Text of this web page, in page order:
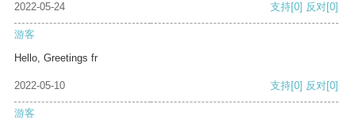
2022-05-24 支持[0] 反对[0]
游客
Hello, Greetings fr
2022-05-10 支持[0] 反对[0]
游客